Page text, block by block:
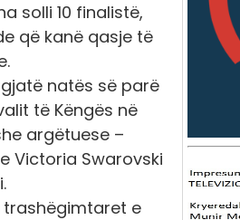
solli 10 finalistë,
që kanë qasje të
natës së parë
të Këngës në
argëtuese –
Victoria Swarovski
e